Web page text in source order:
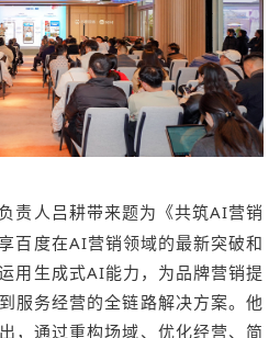
责人吕耕带来题为《共筑AI营销
百度在AI营销领域的最新突破和
用生成式AI能力，为品牌营销提
服务经营的全链路解决方案。他
，通过重构场域、优化经营、简